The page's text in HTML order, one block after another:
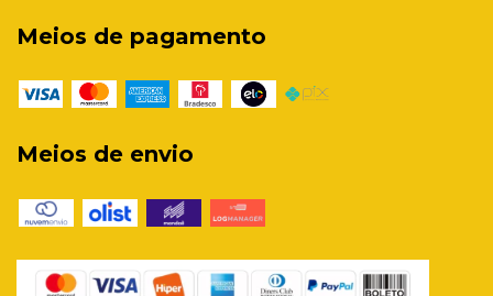
Meios de pagamento
Meios de envio